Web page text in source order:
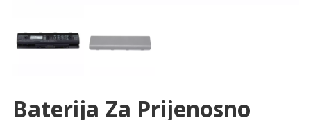
Baterija Za Prijenosno